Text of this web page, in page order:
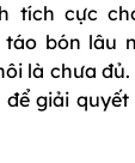
tích cực
bón lâu
là chưa đủ.
giải